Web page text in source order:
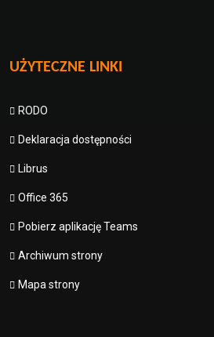
UŻYTECZNE LINKI
RODO
Deklaracja dostępności
Librus
Office 365
Pobierz aplikację Teams
Archiwum strony
Mapa strony